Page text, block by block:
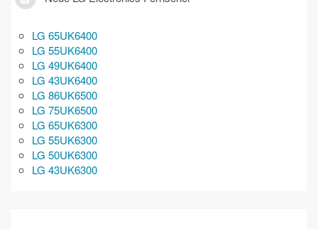
LG 65UK6400
LG 55UK6400
LG 49UK6400
LG 43UK6400
LG 86UK6500
LG 75UK6500
LG 65UK6300
LG 55UK6300
LG 50UK6300
LG 43UK6300